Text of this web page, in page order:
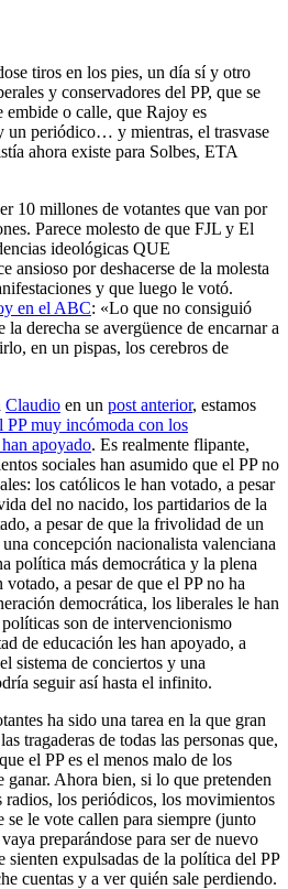
tiros en los pies, un día sí y otro
y conservadores del PP, que se
embide o calle, que Rajoy es
un periódico… y mientras, el trasvase
ahora existe para Solbes, ETA
10 millones de votantes que van por
Parece molesto de que FJL y El
ideológicas QUE
ansioso por deshacerse de la molesta
y que luego le votó.
en el ABC: «Lo que no consiguió
la derecha se avergüence de encarnar a
en un pispas, los cerebros de
Claudio en un post anterior, estamos
PP muy incómoda con los
apoyado. Es realmente flipante,
sociales han asumido que el PP no
los católicos le han votado, a pesar
del no nacido, los partidarios de la
a pesar de que la frivolidad de un
concepción nacionalista valenciana
política más democrática y la plena
a pesar de que el PP no ha
democrática, los liberales le han
son de intervencionismo
de educación les han apoyado, a
sistema de conciertos y una
seguir así hasta el infinito.
ha sido una tarea en la que gran
tragaderas de todas las personas que,
el PP es el menos malo de los
ganar. Ahora bien, si lo que pretenden
radios, los periódicos, los movimientos
se le vote callen para siempre (junto
preparándose para ser de nuevo
sienten expulsadas de la política del PP
cuentas y a ver quién sale perdiendo.